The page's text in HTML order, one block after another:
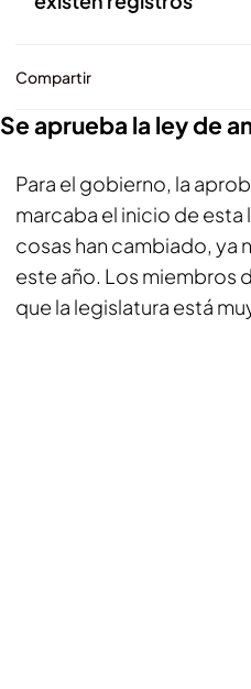
Compartir
Se aprueba la ley de
Para el gobierno, la
marcaba el inicio de esta
cosas han cambiado, ya
este año. Los miembros
que la legislatura está